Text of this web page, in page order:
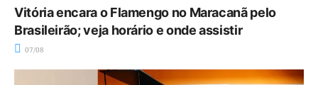
Vitória encara o Flamengo no Maracanã pelo
Brasileirão; veja horário e onde assistir
07/08